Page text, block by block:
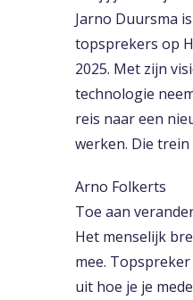
Jarno Duursma
topsprekers op
2025. Met zijn
technologie
reis naar een
werken. Die trein
Arno Folkerts
Toe aan
Het menselijk
mee.
uit hoe je je